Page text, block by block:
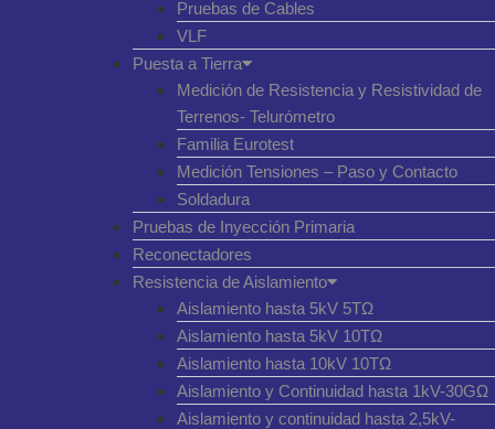
Pruebas de Cables
VLF
Puesta a Tierra
Medición de Resistencia y Resistividad de
Terrenos- Telurómetro
Familia Eurotest
Medición Tensiones – Paso y Contacto
Soldadura
Pruebas de Inyección Primaria
Reconectadores
Resistencia de Aislamiento
Aislamiento hasta 5kV 5TΩ
Aislamiento hasta 5kV 10TΩ
Aislamiento hasta 10kV 10TΩ
Aislamiento y Continuidad hasta 1kV-30GΩ
Aislamiento y continuidad hasta 2,5kV-